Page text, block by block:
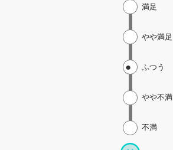
不満
やや不満
ふつう
やや満足
満足